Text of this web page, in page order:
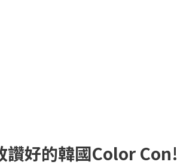
讚好的韓國Color Con!